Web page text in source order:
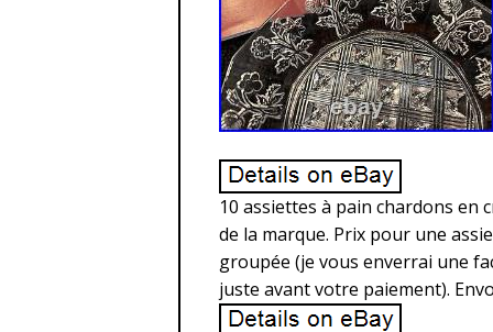
10 assiettes à pain chardons en
de la marque. Prix pour une
groupée (je vous enverrai une
juste avant votre paiement).